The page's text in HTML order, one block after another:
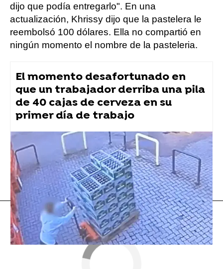
dijo que podía entregarlo". En una
actualización, Khrissy dijo que la pastelera le
reembolsó 100 dólares. Ella no compartió en
ningún momento el nombre de la pasteleria.
El momento desafortunado en
que un trabajador derriba una pila
de 40 cajas de cerveza en su
primer día de trabajo
Flooxer Now » Viral
tiktok